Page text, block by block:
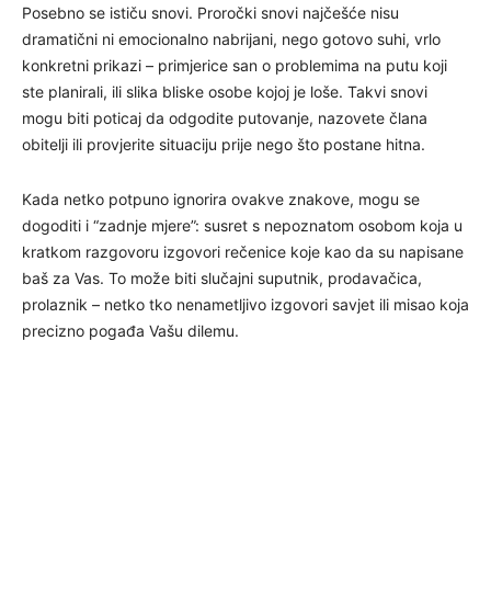
Posebno se ističu snovi. Proročki snovi najčešće nisu
dramatični ni emocionalno nabrijani, nego gotovo suhi, vrlo
konkretni prikazi – primjerice san o problemima na putu koji
ste planirali, ili slika bliske osobe kojoj je loše. Takvi snovi
mogu biti poticaj da odgodite putovanje, nazovete člana
obitelji ili provjerite situaciju prije nego što postane hitna.
Kada netko potpuno ignorira ovakve znakove, mogu se
dogoditi i “zadnje mjere”: susret s nepoznatom osobom koja u
kratkom razgovoru izgovori rečenice koje kao da su napisane
baš za Vas. To može biti slučajni suputnik, prodavačica,
prolaznik – netko tko nenametljivo izgovori savjet ili misao koja
precizno pogađa Vašu dilemu.